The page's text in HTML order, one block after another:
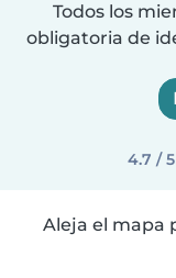
Todos los
obligatoria de
4.7 / 5
Aleja el mapa